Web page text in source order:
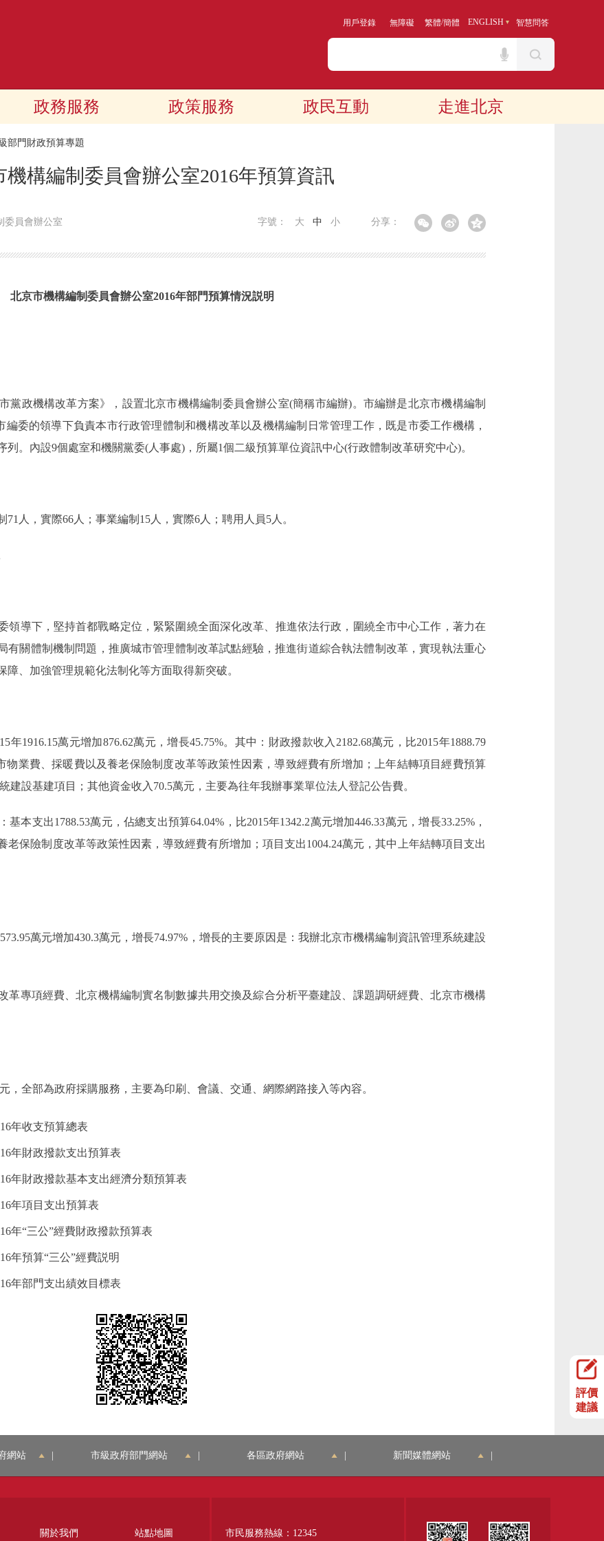
用戶登錄 無障礙 繁體/簡體 ENGLISH 智慧問答
政務服務 政策服務 政民互動 走進北京
部門財政預算專題
機構編制委員會辦公室2016年預算資訊
委員會辦公室 分享：
字號： 大 中 小
北京市機構編制委員會辦公室2016年部門預算情況説明
政機構改革方案》，設置北京市機構編制委員會辦公室(簡稱市編辦)。市編辦是北京市機構編制
委的領導下負責本市行政管理體制和機構改革以及機構編制日常管理工作，既是市委工作機構，
。內設9個處室和機關黨委(人事處)，所屬1個二級預算單位資訊中心(行政體制改革研究中心)。
，實際66人；事業編制15人，實際6人；聘用人員5人。
導下，堅持首都戰略定位，緊緊圍繞全面深化改革、推進依法行政，圍繞全市中心工作，著力在
有關體制機制問題，推廣城市管理體制改革試點經驗，推進街道綜合執法體制改革，實現執法重心
、加強管理規範化法制化等方面取得新突破。
1916.15萬元增加876.62萬元，增長45.75%。其中：財政撥款收入2182.68萬元，比2015年1888.79
物業費、採暖費以及養老保險制度改革等政策性因素，導致經費有所增加；上年結轉項目經費預算
建設基建項目；其他資金收入70.5萬元，主要為往年我辦事業單位法人登記公告費。
本支出1788.53萬元，佔總支出預算64.04%，比2015年1342.2萬元增加446.33萬元，增長33.25%，
老保險制度改革等政策性因素，導致經費有所增加；項目支出1004.24萬元，其中上年結轉項目支出
萬元增加430.3萬元，增長74.97%，增長的主要原因是：我辦北京市機構編制資訊管理系統建設
專項經費、北京機構編制實名制數據共用交換及綜合分析平臺建設、課題調研經費、北京市機構
全部為政府採購服務，主要為印刷、會議、交通、網際網路接入等內容。
年收支預算總表
年財政撥款支出預算表
年財政撥款基本支出經濟分類預算表
年項目支出預算表
年“三公”經費財政撥款預算表
年預算“三公”經費説明
年部門支出績效目標表
評價
建議
網站 市級政府部門網站 各區政府網站 新聞媒體網站
關於我們 站點地圖 市民服務熱線：12345